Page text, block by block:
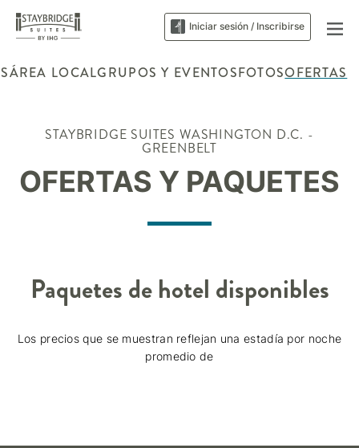
Iniciar sesión / Inscribirse
ÁREA LOCALGRUPOS Y EVENTOSFOTOSOFERTAS
STAYBRIDGE SUITES WASHINGTON D.C. -
GREENBELT
OFERTAS Y PAQUETES
Paquetes de hotel disponibles
Los precios que se muestran reflejan una estadía por noche
promedio de